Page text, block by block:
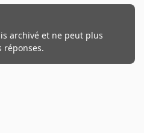
archivé et ne peut plus
réponses.